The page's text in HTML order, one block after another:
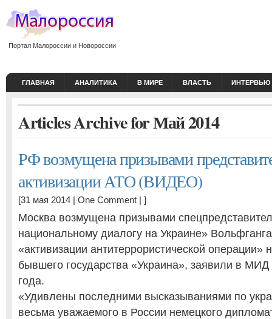
Портал Малороссии и Новороссии
ГЛАВНАЯ АНАЛИТИКА В МИРЕ ВЛАСТЬ ИНТЕРВЬЮ
Articles Archive for Май 2014
РФ возмущена призывами
активизации АТО (ВИДЕО)
[31 мая 2014 | One Comment | ]
Москва возмущена призывами
национальному диалогу на Украине»
«активизации антитеррористической операции»
бывшего государства «Украина», заявили в
года.
«Удивлены последними высказываниями по
весьма уважаемого в России немецкого